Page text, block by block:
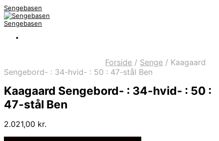
Sengebasen
Sengebasen
Forside / Senge / Kaagaard
Sengebord- : 34-hvid- : 50 : 47-stål Ben
Kaagaard Sengebord- : 34-hvid- : 50 :
47-stål Ben
2.021,00 kr.